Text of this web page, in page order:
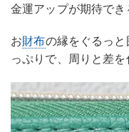
金運アップが期待でき
お財布の縁をぐるっ
っぷりで、周りと差